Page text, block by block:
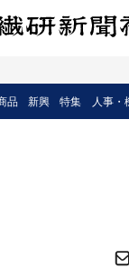
品 新興 特集 人事・